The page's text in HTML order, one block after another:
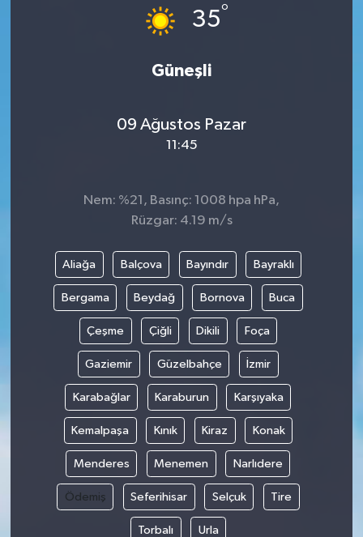
35°
Güneşli
09 Ağustos Pazar
11:45
Nem: %21, Basınç: 1008 hpa hPa,
Rüzgar: 4.19 m/s
Aliağa Balçova Bayındır Bayraklı
Bergama Beydağ Bornova Buca
Çeşme Çiğli Dikili Foça
Gaziemir Güzelbahçe İzmir
Karabağlar Karaburun Karşıyaka
Kemalpaşa Kınık Kiraz Konak
Menderes Menemen Narlıdere
Ödemiş Seferihisar Selçuk Tire
Torbalı Urla